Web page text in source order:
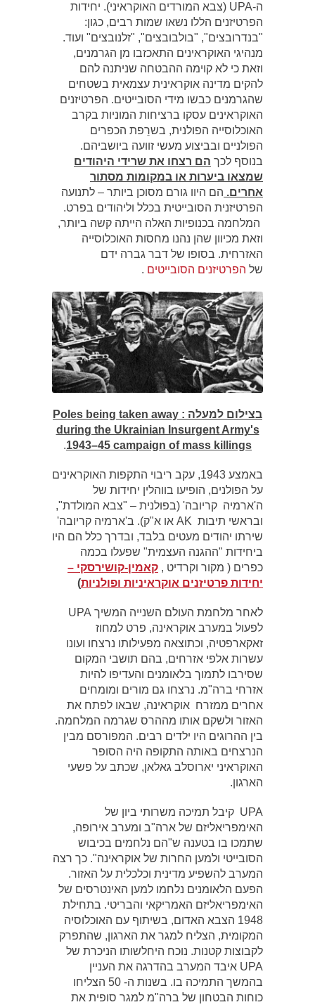
ה-UPA (צבא המורדים האוקראיני). יחידות
הפרטיזנים הללו נשאו שמות רבים, כגון:
"בנדרובצים", "בולבובצים", "זלנובצים" ועוד.
מנהיגי האוקראינים התאכזבו מן הגרמנים,
וזאת כי לא קוימה ההבטחה שניתנה להם
להקים מדינה אוקראינית עצמאית בשטחים
שהגרמנים כבשו מידי הסובייטים. הפרטיזנים
האוקראינים עסקו ברציחות המוניות בקרב
האוכלוסייה הפולנית, בשרֵפת הכפרים
הפולניים ובביצוע מעשי זוועה ביושביהם.
בנוסף לכך הם רצחו את שרידי היהודים
שמצאו ביערות או במקומות מסתור
אחרים. הם היוו גורם מסוכן ביותר – לתנועה
הפרטיזנית הסובייטית בכלל וליהודים בפרט.
המלחמה בכנופיות האלה הייתה קשה ביותר,
וזאת מכיוון שהן נהנו מחסות האוכלוסייה
האזרחית. בסופו של דבר גברה ידם
של הפרטיזנים הסובייטים .
בצילום למעלה : Poles being taken away
during the Ukrainian Insurgent Army's
1943–45 campaign of mass killings
.
באמצע 1943, עקב ריבוי התקפות האוקראינים
על הפולנים, הופיעו בווהלין יחידות של
ה'ארמיה קריובה' (בפולנית – "צבא המולדת",
ובראשי תיבות AK או א"ק). ב'ארמיה קריובה'
שירתו יהודים מעטים בלבד, ובדרך כלל הם היו
ביחידות "ההגנה העצמית" שפעלו בכמה
כפרים ( מקור וקרדיט , קאמין-קושירסקי –
יחידות פרטיזנים אוקראיניות ופולניות)
לאחר מלחמת העולם השנייה המשיך UPA
לפעול במערב אוקראינה, פרט למחוז
זאקארפטיה, וכתוצאה מפעילותו נרצחו ועונו
עשרות אלפי אזרחים, בהם תושבי המקום
שסירבו לתמוך בלאומנים והעדיפו להיות
אזרחי ברה"מ. נרצחו גם מורים ומומחים
אחרים ממזרח אוקראינה, שבאו לפתח את
האזור ולשקם אותו מההרס שגרמה המלחמה.
בין ההרוגים היו ילדים רבים. המפורסם מבין
הנרצחים באותה התקופה היה הסופר
האוקראיני יארוסלב גאלאן, שכתב על פשעי
הארגון.
UPA קיבל תמיכה משרותי ביון של
האימפריאליזם של ארה"ב ומערב אירופה,
שתמכו בו בטענה ש"הם נלחמים בכיבוש
הסובייטי ולמען החרות של אוקראינה". כך רצה
המערב להשפיע מדינית וכלכלית על האזור.
הפעם הלאומנים נלחמו למען האינטרסים של
האימפריאליזם האמריקאי והבריטי. בתחילת
1948 הצבא האדום, בשיתוף עם האוכלוסיה
המקומית, הצליח למגר את הארגון, שהתפרק
לקבוצות קטנות. נוכח היחלשותו הניכרת של
UPA איבד המערב בהדרגה את העניין
בהמשך התמיכה בו. בשנות ה- 50 הצליחו
כוחות הבטחון של ברה"מ למגר סופית את